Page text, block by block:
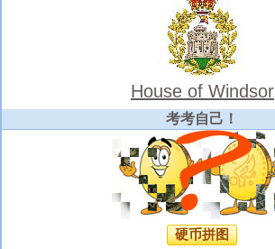
House of Windsor
考考自己！
硬币拼图